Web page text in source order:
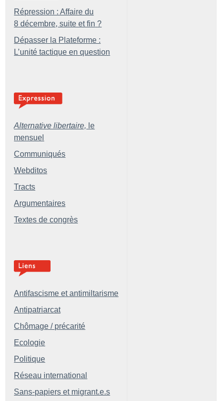
Répression : Affaire du
8 décembre, suite et fin ?
Dépasser la Plateforme :
L’unité tactique en question
Alternative libertaire, le
mensuel
Communiqués
Webditos
Tracts
Argumentaires
Textes de congrès
Antifascisme et antimiltarisme
Antipatriarcat
Chômage / précarité
Ecologie
Politique
Réseau international
Sans-papiers et migrant.e.s